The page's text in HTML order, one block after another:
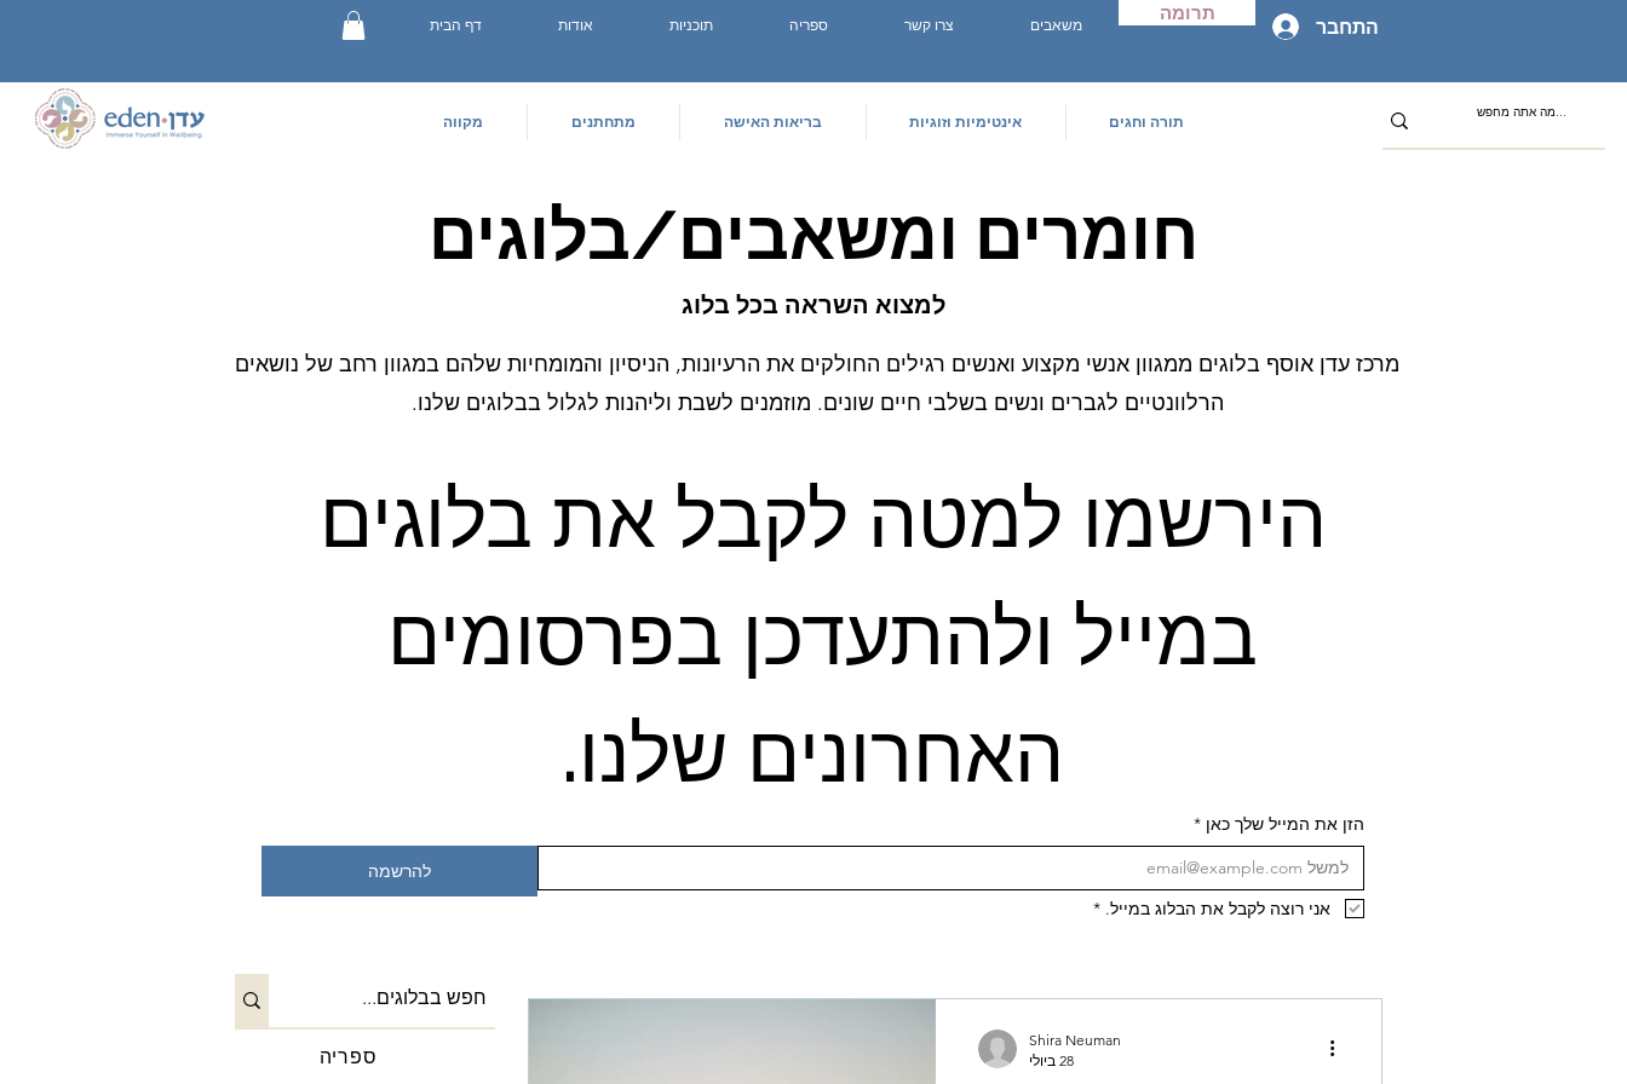
דף הבית אודות תוכניות ספריה צרו קשר משאבים
תרומה
התחבר
מקווה מתחתנים בריאות האישה אינטימיות וזוגיות תורה וחגים
חומרים ומשאבים/בלוגים
למצוא השראה בכל בלוג
מרכז עדן אוסף בלוגים ממגוון אנשי מקצוע ואנשים רגילים החולקים את הרעיונות, הניסיון והמומחיות שלהם במגוון רחב של נושאים
הרלוונטיים לגברים ונשים בשלבי חיים שונים. מוזמנים לשבת וליהנות לגלול בבלוגים שלנו.
האחרונים שלנו.
הזן את המייל שלך כאן *
להרשמה
אני רוצה לקבל את הבלוג במייל. *
ספריה
Shira Neuman
28 ביולי